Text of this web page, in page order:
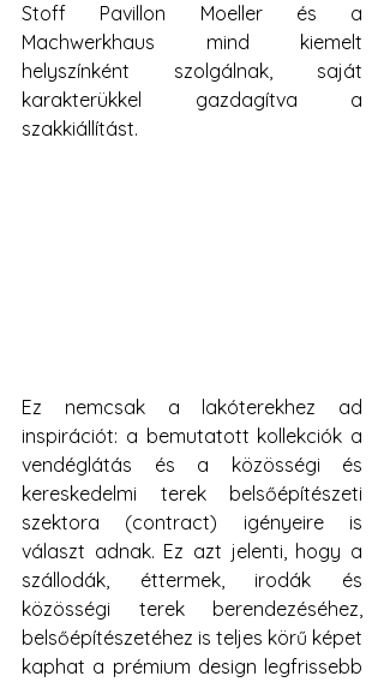
Stoff Pavillon Moeller és a
Machwerkhaus mind kiemelt
helyszínként szolgálnak, saját
karakterükkel gazdagítva a
szakkiállítást.
Ez nemcsak a lakóterekhez ad
inspirációt: a bemutatott kollekciók a
vendéglátás és a közösségi és
kereskedelmi terek belsőépítészeti
szektora (contract) igényeire is
választ adnak. Ez azt jelenti, hogy a
szállodák, éttermek, irodák és
közösségi terek berendezéséhez,
belsőépítészetéhez is teljes körű képet
kaphat a prémium design legfrissebb